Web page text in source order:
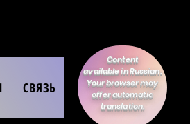
СВЯЗЬ
Content
available in Russian.
Your browser may
offer automatic
translation.